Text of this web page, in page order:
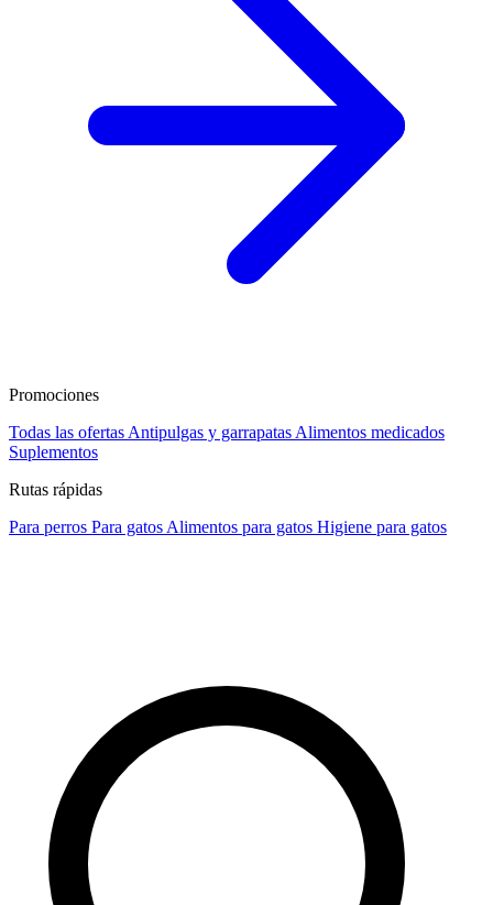
Promociones
Todas las ofertas Antipulgas y garrapatas Alimentos medicados
Suplementos
Rutas rápidas
Para perros Para gatos Alimentos para gatos Higiene para gatos